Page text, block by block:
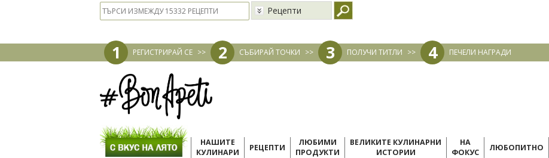
Рецепти
1 РЕГИСТРИРАЙ СЕ >> 2 СЪБИРАЙ ТОЧКИ >> 3 ПОЛУЧИ ТИТЛИ >> 4 ПЕЧЕЛИ НАГРАДИ
НАШИТЕ
КУЛИНАРИ
РЕЦЕПТИ
ЛЮБИМИ
ПРОДУКТИ
ВЕЛИКИТЕ КУЛИНАРНИ
ИСТОРИИ
НА
ФОКУС
ЛЮБОПИТНО